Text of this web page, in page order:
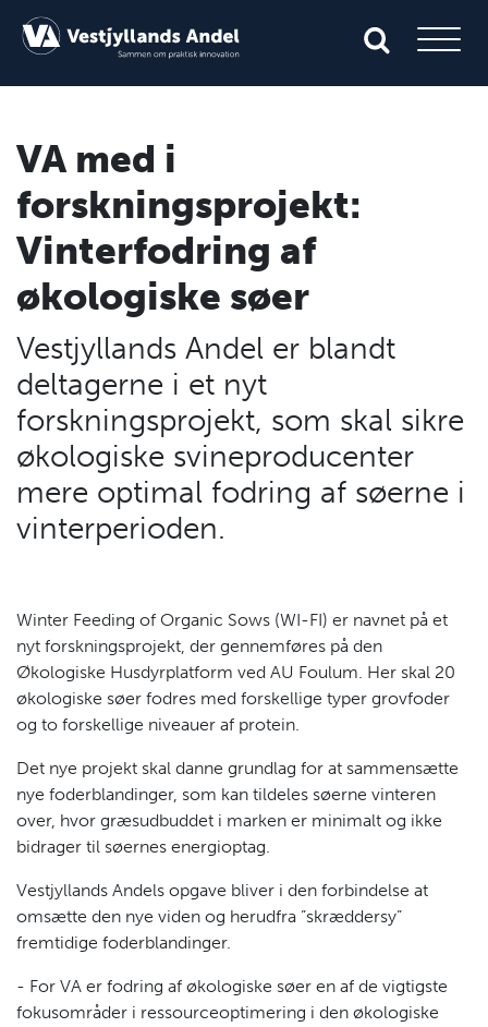
VA med i
forskningsprojekt:
Vinterfodring af
økologiske søer
Vestjyllands Andel er blandt
deltagerne i et nyt
forskningsprojekt, som skal sikre
økologiske svineproducenter
mere optimal fodring af søerne i
vinterperioden.
Winter Feeding of Organic Sows (WI-FI) er navnet på et
nyt forskningsprojekt, der gennemføres på den
Økologiske Husdyrplatform ved AU Foulum. Her skal 20
økologiske søer fodres med forskellige typer grovfoder
og to forskellige niveauer af protein.
Det nye projekt skal danne grundlag for at sammensætte
nye foderblandinger, som kan tildeles søerne vinteren
over, hvor græsudbuddet i marken er minimalt og ikke
bidrager til søernes energioptag.
Vestjyllands Andels opgave bliver i den forbindelse at
omsætte den nye viden og herudfra ”skræddersy”
fremtidige foderblandinger.
- For VA er fodring af økologiske søer en af de vigtigste
fokusområder i ressourceoptimering i den økologiske